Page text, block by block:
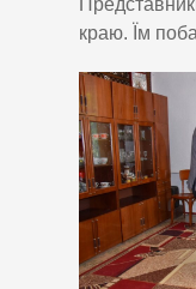
краю. Їм